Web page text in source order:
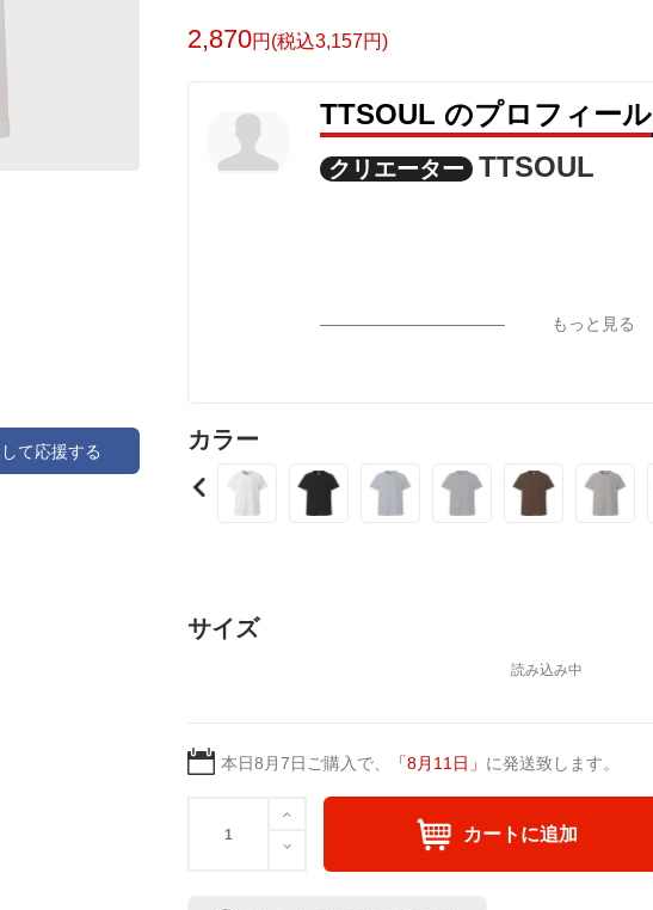
て応援する
2,870円(税込3,157円)
TTSOUL のプロフィール
クリエーター TTSOUL
もっと見る
カラー
サイズ
本日8月7日 ご購入で、 「8月11日 」 に発送致します。
カートに追加